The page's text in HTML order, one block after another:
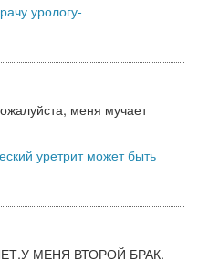
урологу-
меня мучает
уретрит может быть
МЕНЯ ВТОРОЙ БРАК.